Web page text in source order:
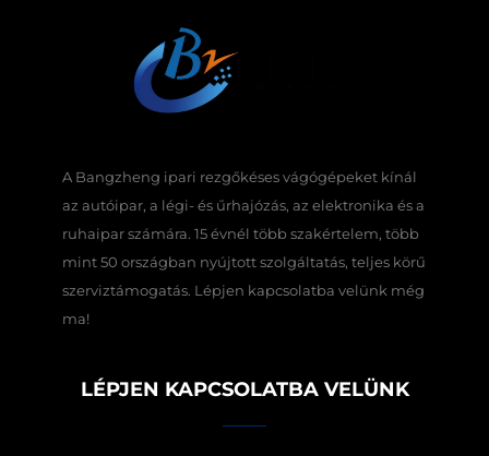
A Bangzheng ipari rezgőkéses vágógépeket kínál
az autóipar, a légi- és űrhajózás, az elektronika és a
ruhaipar számára. 15 évnél több szakértelem, több
mint 50 országban nyújtott szolgáltatás, teljes körű
szerviztámogatás. Lépjen kapcsolatba velünk még
ma!
LÉPJEN KAPCSOLATBA VELÜNK